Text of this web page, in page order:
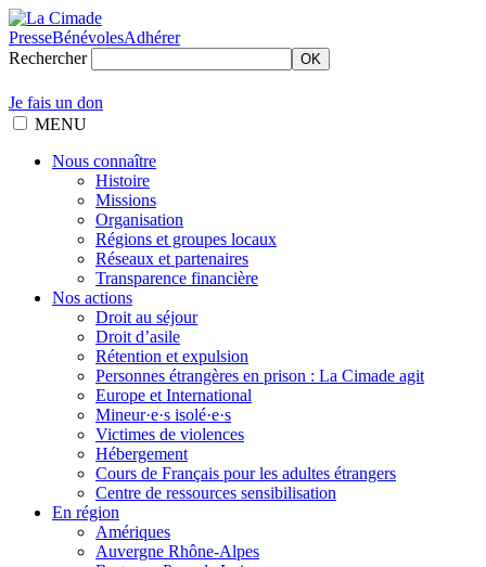
PresseBénévolesAdhérer
Rechercher
OK
Je fais un don
MENU
Nous connaître
Histoire
Missions
Organisation
Régions et groupes locaux
Réseaux et partenaires
Transparence financière
Nos actions
Droit au séjour
Droit d’asile
Rétention et expulsion
Personnes étrangères en prison : La Cimade agit
Europe et International
Mineur·e·s isolé·e·s
Victimes de violences
Hébergement
Cours de Français pour les adultes étrangers
Centre de ressources sensibilisation
En région
Amériques
Auvergne Rhône-Alpes